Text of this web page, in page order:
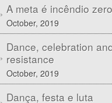
A meta é incêndio zero
October, 2019
Dance, celebration
resistance
October, 2019
Dança, festa e luta